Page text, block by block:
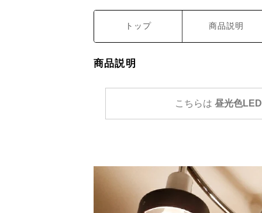
トップ 商品説明
商品説明
こちらは 昼光色